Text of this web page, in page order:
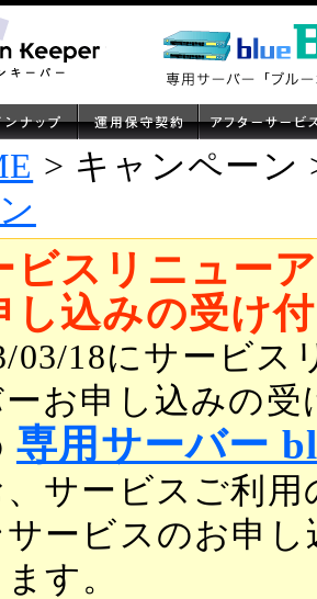
> キャンペーン
ビスリニュー
し込みの受け
03/18にサービス
お申し込みの
専用サーバー
、サービスご利
サービスのお申
す。